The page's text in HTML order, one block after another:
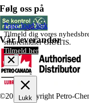
Følg oss på
Vår leverandør
©2019 Copyright Petro-
Page load link
Tilmeld dig vores
smøremidler GRATIS.
Tilmeld her
Lukk